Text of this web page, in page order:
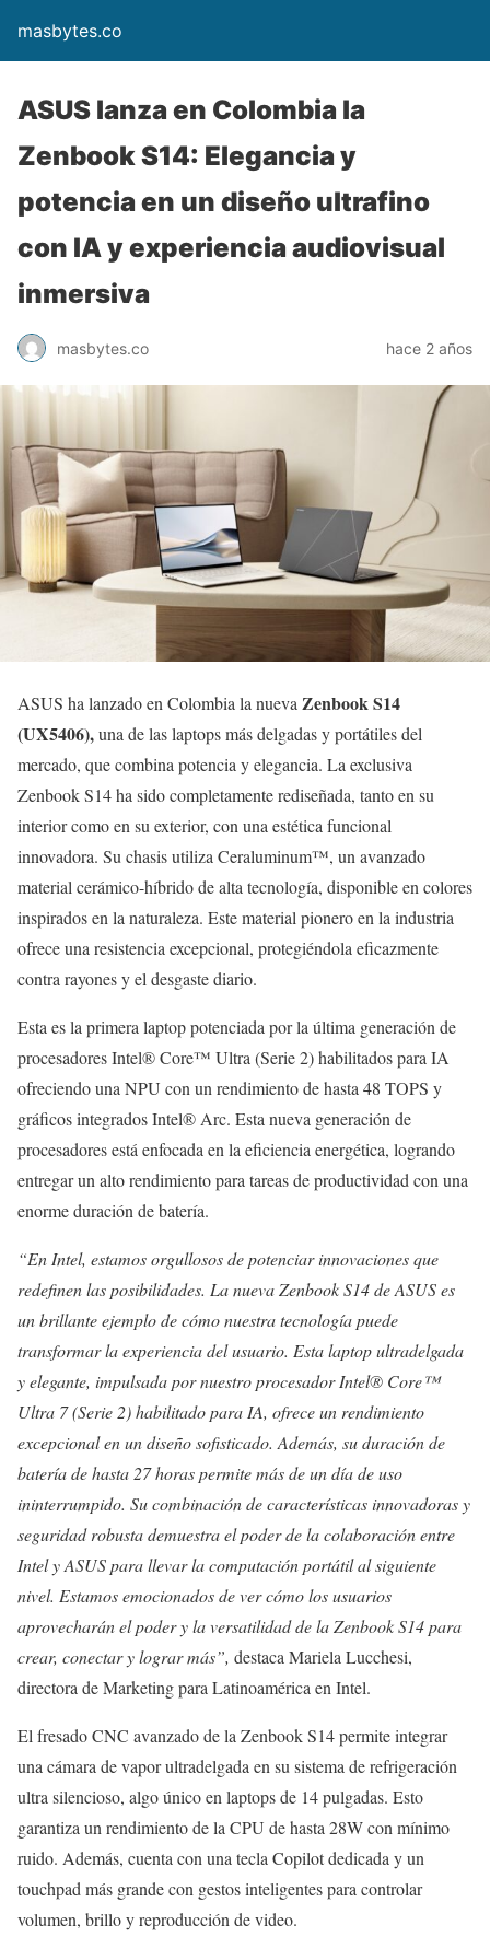
masbytes.co
ASUS lanza en Colombia la
Zenbook S14: Elegancia y
potencia en un diseño ultrafino
con IA y experiencia audiovisual
inmersiva
masbytes.co hace 2 años
ASUS ha lanzado en Colombia la nueva Zenbook S14
(UX5406),una de las laptops más delgadas y portátiles del
mercado, que combina potencia y elegancia. La exclusiva
Zenbook S14 ha sido completamente rediseñada, tanto en su
interior como en su exterior, con una estética funcional
innovadora. Su chasis utiliza Ceraluminum™, un avanzado
material cerámico-híbrido de alta tecnología, disponible en colores
inspirados en la naturaleza. Este material pionero en la industria
ofrece una resistencia excepcional, protegiéndola eficazmente
contra rayones y el desgaste diario.
Esta es la primera laptop potenciada por la última generación de
procesadores Intel® Core™ Ultra (Serie 2) habilitados para IA
ofreciendo una NPU con un rendimiento de hasta 48 TOPS y
gráficos integrados Intel® Arc. Esta nueva generación de
procesadores está enfocada en la eficiencia energética, logrando
entregar un alto rendimiento para tareas de productividad con una
enorme duración de batería.
“En Intel, estamos orgullosos de potenciar innovaciones que
redefinen las posibilidades. La nueva Zenbook S14 de ASUS es
un brillante ejemplo de cómo nuestra tecnología puede
transformar la experiencia del usuario. Esta laptop ultradelgada
y elegante, impulsada por nuestro procesador Intel® Core™
Ultra 7 (Serie 2) habilitado para IA, ofrece un rendimiento
excepcional en un diseño sofisticado. Además, su duración de
batería de hasta 27 horas permite más de un día de uso
ininterrumpido. Su combinación de características innovadoras y
seguridad robusta demuestra el poder de la colaboración entre
Intel y ASUS para llevar la computación portátil al siguiente
nivel. Estamos emocionados de ver cómo los usuarios
aprovecharán el poder y la versatilidad de la Zenbook S14 para
crear, conectar y lograr más”, destaca Mariela Lucchesi,
directora de Marketing para Latinoamérica en Intel.
El fresado CNC avanzado de la Zenbook S14 permite integrar
una cámara de vapor ultradelgada en su sistema de refrigeración
ultra silencioso, algo único en laptops de 14 pulgadas. Esto
garantiza un rendimiento de la CPU de hasta 28W con mínimo
ruido. Además, cuenta con una tecla Copilot dedicada y un
touchpad más grande con gestos inteligentes para controlar
volumen, brillo y reproducción de video.